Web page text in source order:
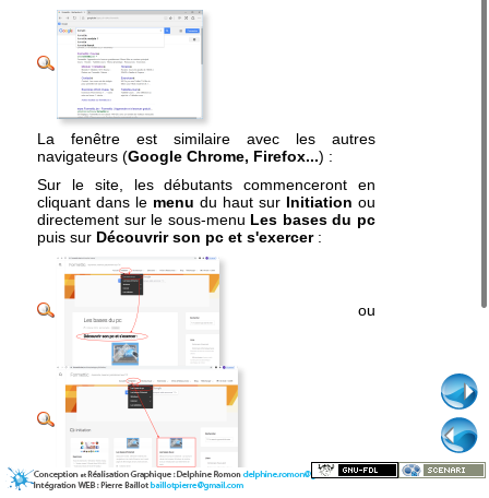
La fenêtre est similaire avec les autres
navigateurs (Google Chrome, Firefox...) :
Sur le site, les débutants commenceront en
cliquant dans le menu du haut sur Initiation ou
directement sur le sous-menu Les bases du pc
puis sur Découvrir son pc et s'exercer:
ou